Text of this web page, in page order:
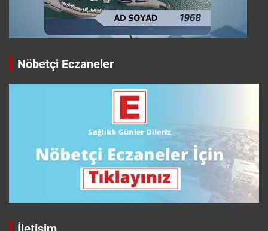
Nöbetçi Eczaneler